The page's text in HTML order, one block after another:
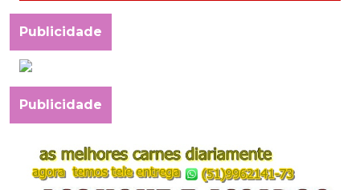
Publicidade
Publicidade